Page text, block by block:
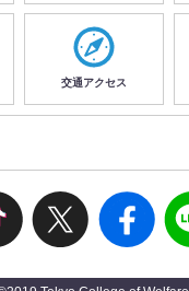
交通アクセス